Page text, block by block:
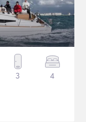
3 4